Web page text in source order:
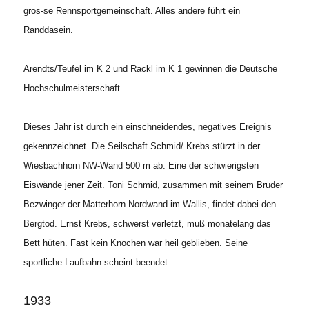
gros-se Rennsportgemeinschaft. Alles andere führt ein
Randdasein.
Arendts/Teufel im K 2 und Rackl im K 1 gewinnen die Deutsche
Hochschulmeisterschaft.
Dieses Jahr ist durch ein einschneidendes, negatives Ereignis
gekennzeichnet. Die Seilschaft Schmid/ Krebs stürzt in der
Wiesbachhorn NW-Wand 500 m ab. Eine der schwierigsten
Eiswände jener Zeit. Toni Schmid, zusammen mit seinem Bruder
Bezwinger der Matterhorn Nordwand im Wallis, findet dabei den
Bergtod. Ernst Krebs, schwerst verletzt, muß monatelang das
Bett hüten. Fast kein Knochen war heil geblieben. Seine
sportliche Laufbahn scheint beendet.
1933